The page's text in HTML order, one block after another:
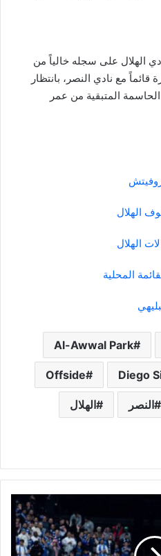
الهلال على سجله خالياً من
قائماً مع نادي النصر، بانتظار
الحاسمة المتبقية من عمر
الهلال
الهلال
المحلية
Al-Awwal Park
Diego
Offside
النصر الهلال